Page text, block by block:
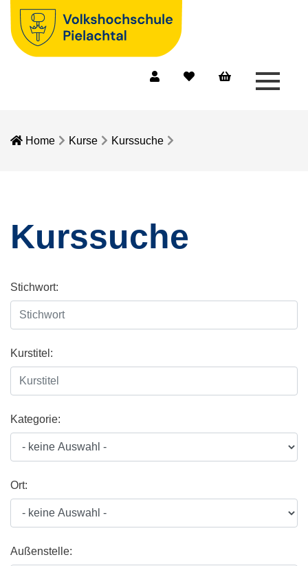
Warenkorb
Menü
Home Kurse Kurssuche
Kurssuche
Stichwort:
Kurstitel:
Kategorie:
Ort:
Außenstelle: